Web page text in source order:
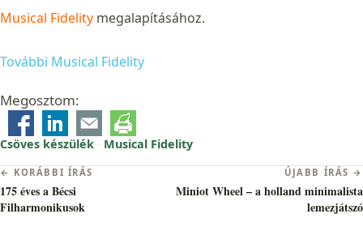
Musical Fidelity megalapításához.
További Musical Fidelity
Megosztom:
Csöves készülék · Musical Fidelity
Bejegyzés
navigáció
← KORÁBBI ÍRÁS
175 éves a Bécsi
Filharmonikusok
ÚJABB ÍRÁS →
Miniot Wheel – a holland minimalista
lemezjátszó